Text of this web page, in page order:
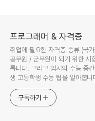
프로그래머 & 자격증
취업에 필요한 자격증 종류 (국
공무원 / 군무원이 되기 위한 시
룹니다. 그리고 입시와 수능 중
생 고등학생 수능 팁을 알아봅니
구독하기